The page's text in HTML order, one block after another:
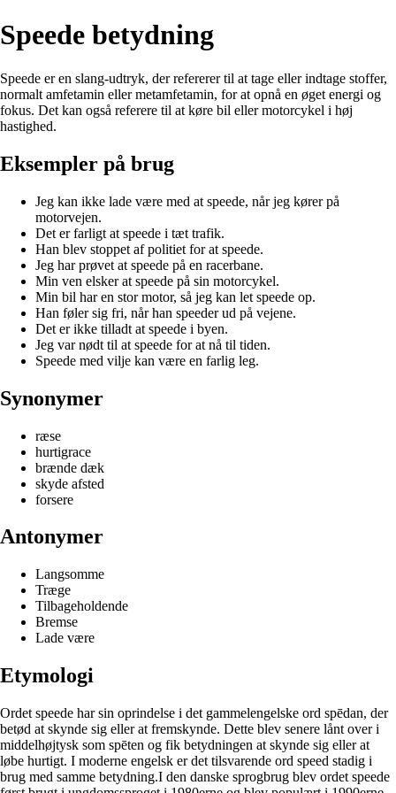
Speede betydning
Speede er en slang-udtryk, der refererer til at tage eller indtage stoffer,
normalt amfetamin eller metamfetamin, for at opnå en øget energi og
fokus. Det kan også referere til at køre bil eller motorcykel i høj
hastighed.
Eksempler på brug
Jeg kan ikke lade være med at speede, når jeg kører på
motorvejen.
Det er farligt at speede i tæt trafik.
Han blev stoppet af politiet for at speede.
Jeg har prøvet at speede på en racerbane.
Min ven elsker at speede på sin motorcykel.
Min bil har en stor motor, så jeg kan let speede op.
Han føler sig fri, når han speeder ud på vejene.
Det er ikke tilladt at speede i byen.
Jeg var nødt til at speede for at nå til tiden.
Speede med vilje kan være en farlig leg.
Synonymer
ræse
hurtigrace
brænde dæk
skyde afsted
forsere
Antonymer
Langsomme
Træge
Tilbageholdende
Bremse
Lade være
Etymologi
Ordet speede har sin oprindelse i det gammelengelske ord spēdan, der
betød at skynde sig eller at fremskynde. Dette blev senere lånt over i
middelhøjtysk som spēten og fik betydningen at skynde sig eller at
løbe hurtigt. I moderne engelsk er det tilsvarende ord speed stadig i
brug med samme betydning.I den danske sprogbrug blev ordet speede